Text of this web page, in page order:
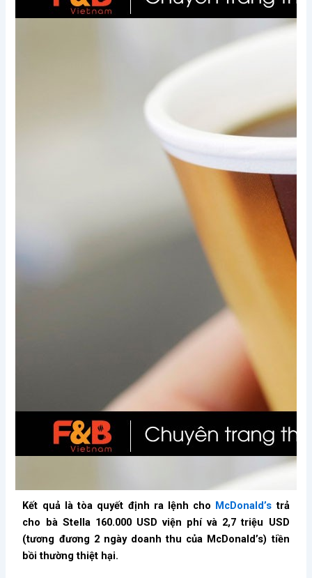
Kết quả là tòa quyết định ra lệnh cho McDonald’s trả
cho bà Stella 160.000 USD viện phí và 2,7 triệu USD
(tương đương 2 ngày doanh thu của McDonald’s) tiền
bồi thường thiệt hại.